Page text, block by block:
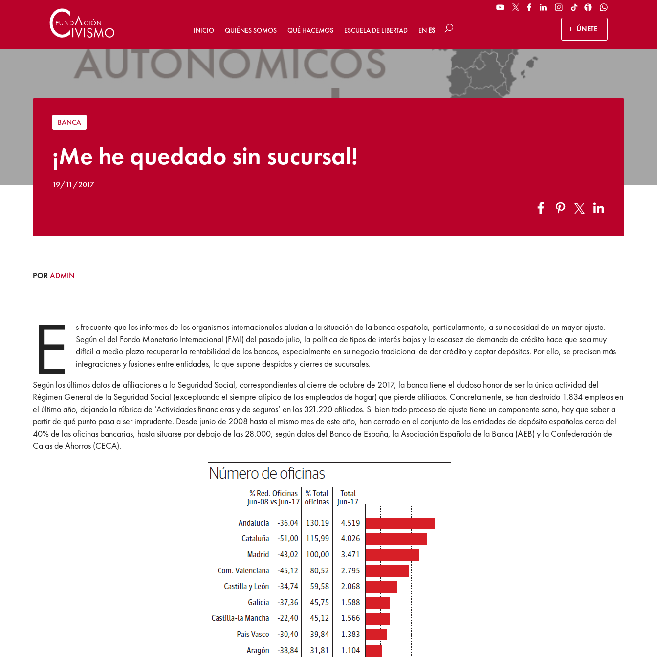
INICIO QUIÉNES SOMOS QUÉ HACEMOS ESCUELA DE LIBERTAD EN ES ÚNETE
BANCA
¡Me he quedado sin sucursal!
19/11/2017
PORADMIN
E
s frecuente que los informes de los organismos internacionales aludan a la situación de la banca española, particularmente, a su necesidad de un mayor ajuste.
Según el del Fondo Monetario Internacional (FMI) del pasado julio, la política de tipos de interés bajos y la escasez de demanda de crédito hace que sea muy
difícil a medio plazo recuperar la rentabilidad de los bancos, especialmente en su negocio tradicional de dar crédito y captar depósitos. Por ello, se precisan más
integraciones y fusiones entre entidades, lo que supone despidos y cierres de sucursales.
Según los últimos datos de afiliaciones a la Seguridad Social, correspondientes al cierre de octubre de 2017, la banca tiene el dudoso honor de ser la única actividad del
Régimen General de la Seguridad Social (exceptuando el siempre atípico de los empleados de hogar) que pierde afiliados. Concretamente, se han destruido 1.834 empleos en
el último año, dejando la rúbrica de ‘Actividades financieras y de seguros’ en los 321.220 afiliados. Si bien todo proceso de ajuste tiene un componente sano, hay que saber a
partir de qué punto pasa a ser imprudente. Desde junio de 2008 hasta el mismo mes de este año, han cerrado en el conjunto de las entidades de depósito españolas cerca del
40% de las oficinas bancarias, hasta situarse por debajo de las 28.000, según datos del Banco de España, la Asociación Española de la Banca (AEB) y la Confederación de
Cajas de Ahorros (CECA).